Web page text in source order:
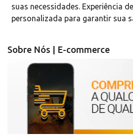
suas necessidades. Experiência
personalizada para garantir sua
Sobre Nós | E-commerce